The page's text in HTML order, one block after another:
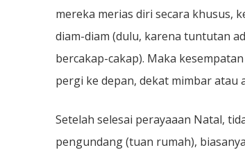
mereka merias diri secara khusus,
diam-diam (dulu, karena tuntutan
bercakap-cakap). Maka
pergi ke depan, dekat mimbar atau
Setelah selesai perayaaan Natal,
pengundang (tuan rumah),